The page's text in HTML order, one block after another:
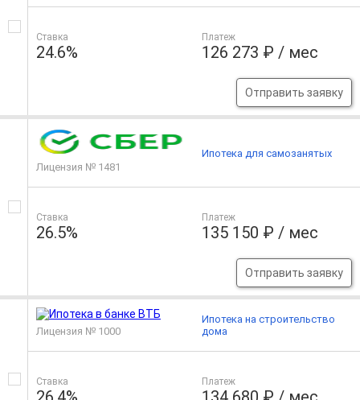
Ставка
24.6%
Платеж
126 273 ₽ / мес
Отправить заявку
Лицензия № 1481
Ставка
26.5%
Платеж
135 150 ₽ / мес
Отправить заявку
Ипотека для самозанятых
Лицензия № 1000
Ставка Платеж
Ипотека на строительство
дома